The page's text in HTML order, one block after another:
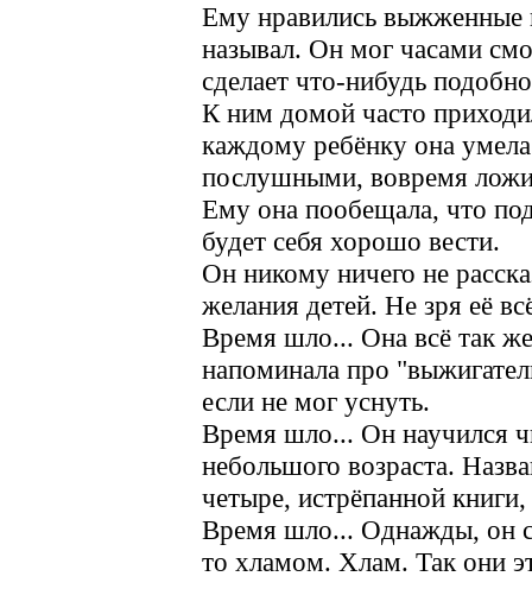
Ему нравились выжженные
называл. Он мог часами
сделает что-нибудь
К ним домой часто
каждому ребёнку она
послушными, вовремя
Ему она пообещала, что
будет себя хорошо вести.
Он никому ничего не
желания детей. Не зря её
Время шло... Она всё так
напоминала про
если не мог уснуть.
Время шло... Он научился
небольшого возраста.
четыре, истрёпанной
Время шло... Однажды, он
то хламом. Хлам. Так они